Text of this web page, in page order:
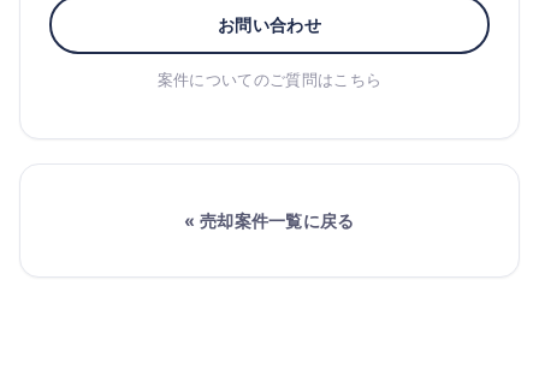
お問い合わせ
案件についてのご質問はこちら
« 売却案件一覧に戻る